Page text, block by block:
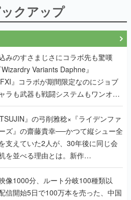
クアップ
みのすさまじさにコラボ先も驚嘆
Variants Daphne』
』コラボが期間限定なのにジョブ
ラも武器も戦闘システムもワンオフ
込まれた理由を両ディレクターに聞
』の弓削雅稔×『ライデンファ
ズ』の齋藤貴幸──かつて縦シュー全
支えていた2人が、30年後に同じ会
を並べる理由とは。新作
EXTREME』で初タッグを組
ジェンド2人に訊く開発秘話
像1000分、ルート分岐100種類以
信開始5日で100万本を売った、中国